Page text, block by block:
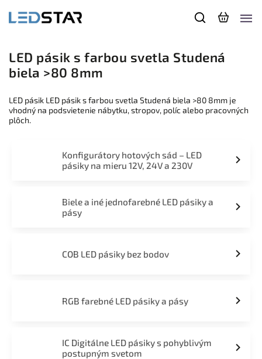
LED pásik s farbou svetla Studená
biela >80 8mm
LED pásik LED pásik s farbou svetla Studená biela >80 8mm je
vhodný na podsvietenie nábytku, stropov, políc alebo pracovných
plôch.
Konfigurátory hotových sád – LED
pásiky na mieru 12V, 24V a 230V
Biele a iné jednofarebné LED pásiky a
pásy
COB LED pásiky bez bodov
RGB farebné LED pásiky a pásy
IC Digitálne LED pásiky s pohyblivým
postupným svetom